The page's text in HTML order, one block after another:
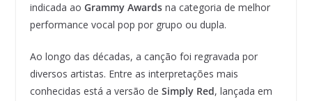
indicada ao Grammy Awardsna categoria de melhor
performance vocal pop por grupo ou dupla.
Ao longo das décadas, a canção foi regravada por
diversos artistas. Entre as interpretações mais
conhecidas está a versão de Simply Red, lançada em